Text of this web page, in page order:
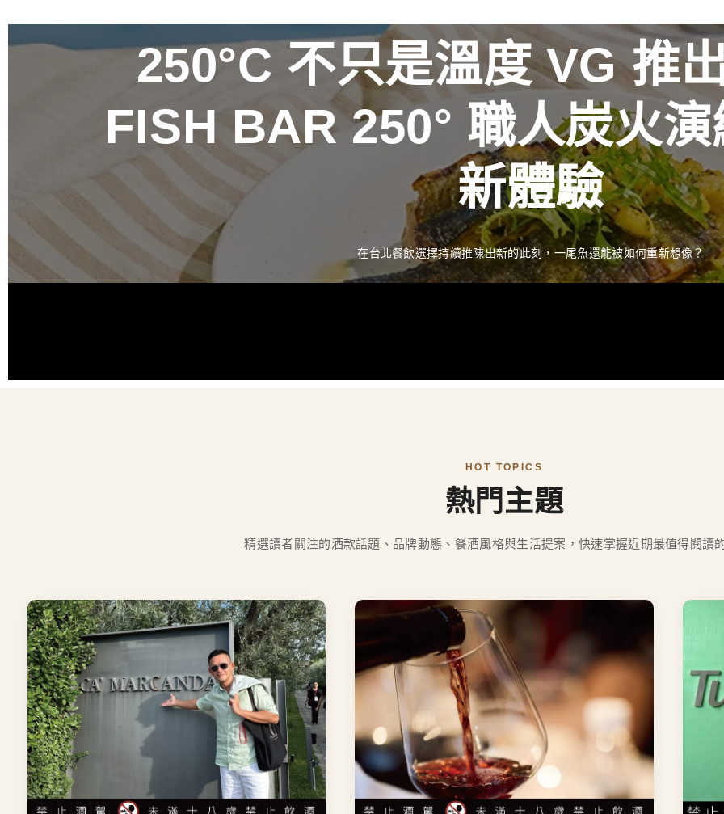
250°C 不只是溫度 VG 推
FISH BAR 250° 職人炭火
新體驗
在台北餐飲選擇持續推陳出新的此刻，一尾魚還能被如何重新想像？
新聞資訊 最新消息
百富攜手金獎藝術家推出 花
禮盒 循四季流轉描繪時間之
工藝經典 獻禮中
HOT TOPICS
熱門主題
精選讀者關注的酒款話題、品牌動態、餐酒風格與生活提案，快速掌握近期最值得閱讀